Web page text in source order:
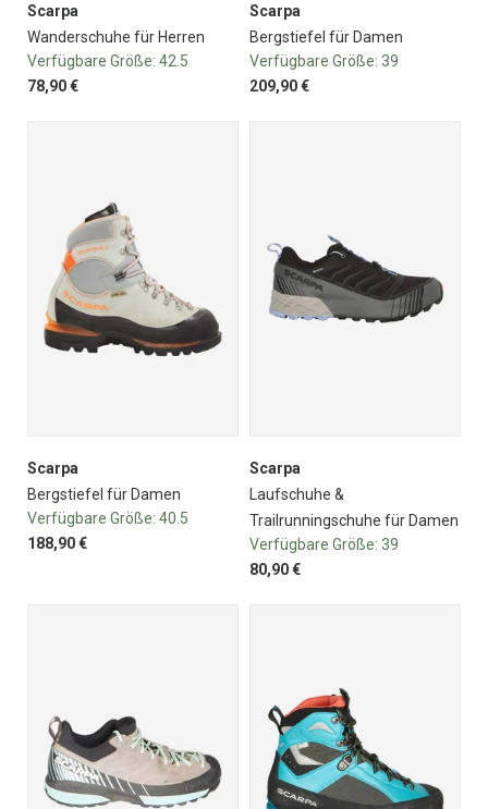
Scarpa
Wanderschuhe für Herren
Verfügbare Größe: 42.5
78,90 €
Scarpa
Bergstiefel für Damen
Verfügbare Größe: 39
209,90 €
Scarpa
Bergstiefel für Damen
Verfügbare Größe: 40.5
188,90 €
Scarpa
Laufschuhe &
Trailrunningschuhe für Damen
Verfügbare Größe: 39
80,90 €